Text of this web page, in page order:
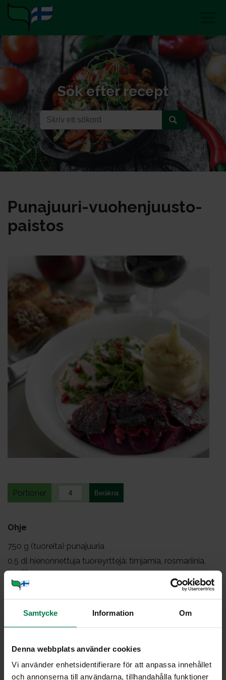
Samtycke Information Om
Denna webbplats använder cookies
Vi använder enhetsidentifierare för att anpassa innehållet
och annonserna till användarna, tillhandahålla funktioner
Sök efter recept
Pu­na­juu­ri-vuo­hen­juus­to­
pais­tos
Portioner
Ohje
750 g (tuoreita) punajuuria
0.5 dl hienonnettuja tuoreyrttejä: timjamia, rosmariinia,
basilikaa
2pientä, hapokasta omenaa
1sipuli
valkosipulinkynsi
dl ruokakermaa
suolaa, mustapippuria
vuoan voiteluun pullomargariinia